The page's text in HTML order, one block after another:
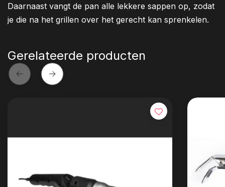
Daarnaast vangt de pan alle lekkere sappen op, zodat
je die na het grillen over het gerecht kan sprenkelen.
Gerelateerde producten